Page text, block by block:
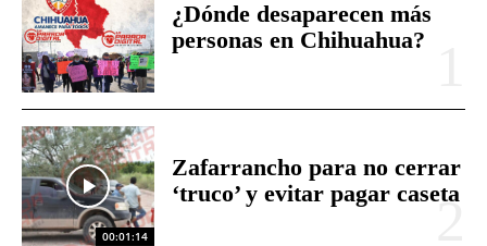
¿Dónde desaparecen más
personas en Chihuahua?
00:01:14
Zafarrancho para no cerrar
‘truco’ y evitar pagar caseta